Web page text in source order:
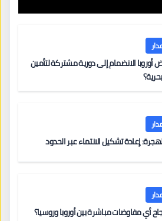
أوروبا الانضمام إلى دورية مشتركة لتأمين
إعادة تشكيل الانتماء عبر الحدود
أي مفاوضات مباشرة بين أوروبا وروسيا؟